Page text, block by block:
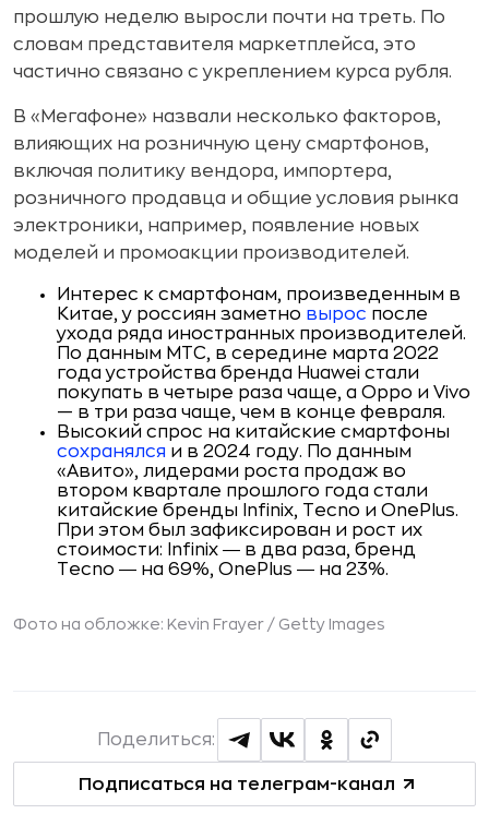
прошлую неделю выросли почти на треть. По
словам представителя маркетплейса, это
частично связано с укреплением курса рубля.
В «Мегафоне» назвали несколько факторов,
влияющих на розничную цену смартфонов,
включая политику вендора, импортера,
розничного продавца и общие условия рынка
электроники, например, появление новых
моделей и промоакции производителей.
Интерес к смартфонам, произведенным в
Китае, у россиян заметно вырос после
ухода ряда иностранных производителей.
По данным МТС, в середине марта 2022
года устройства бренда Huawei стали
покупать в четыре раза чаще, а Oppo и Vivo
— в три раза чаще, чем в конце февраля.
Высокий спрос на китайские смартфоны
сохранялся и в 2024 году. По данным
«Авито», лидерами роста продаж во
втором квартале прошлого года стали
китайские бренды Infinix, Tecno и OnePlus.
При этом был зафиксирован и рост их
стоимости: Infinix ― в два раза, бренд
Tecno ― на 69%, OnePlus ― на 23%.
Фото на обложке: Kevin Frayer / Getty Images
Подписаться на телеграм-канал
Поделиться: